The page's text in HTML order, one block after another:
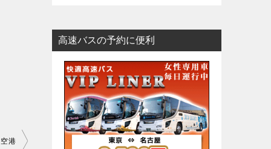
港
高速バスの予約に便利